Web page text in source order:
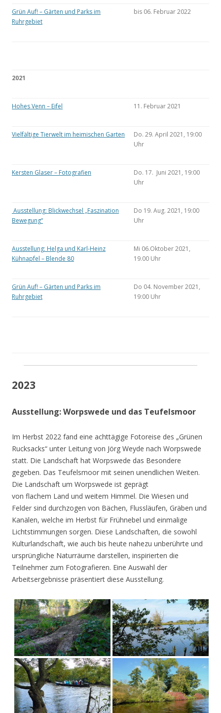
Grün Auf! – Gärten und Parks im
Ruhrgebiet
bis 06. Februar 2022
2021
Hohes Venn – Eifel 11. Februar 2021
Vielfältige Tierwelt im heimischen Garten
Do. 29. April 2021, 19:00
Uhr
Kersten Glaser – Fotografien
Do. 17. Juni 2021, 19:00
Uhr
Ausstellung: Blickwechsel „Faszination
Bewegung“
Do 19. Aug. 2021, 19:00
Uhr
Ausstellung: Helga und Karl-Heinz
Kühnapfel – Blende 80
Mi 06.Oktober 2021,
19.00 Uhr
Grün Auf! – Gärten und Parks im
Ruhrgebiet
Do 04. November 2021,
19:00 Uhr
2023
Ausstellung: Worpswede und das Teufelsmoor
Im Herbst 2022 fand eine achttägige Fotoreise des „Grünen
Rucksacks“ unter Leitung von Jörg Weyde nach Worpswede
statt. Die Landschaft hat Worpswede das Besondere
gegeben. Das Teufelsmoor mit seinen unendlichen Weiten.
Die Landschaft um Worpswede ist geprägt
von flachem Land und weitem Himmel. Die Wiesen und
Felder sind durchzogen von Bächen, Flussläufen, Gräben und
Kanälen, welche im Herbst für Frühnebel und einmalige
Lichtstimmungen sorgen. Diese Landschaften, die sowohl
Kulturlandschaft, wie auch bis heute nahezu unberührte und
ursprüngliche Naturräume darstellen, inspirierten die
Teilnehmer zum Fotografieren. Eine Auswahl der
Arbeitsergebnisse präsentiert diese Ausstellung.